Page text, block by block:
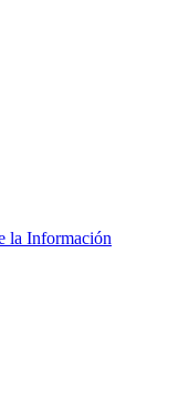
la Información